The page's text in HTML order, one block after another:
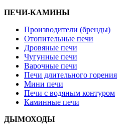
ПЕЧИ-КАМИНЫ
Производители (бренды)
Отопительные печи
Дровяные печи
Чугунные печи
Варочные печи
Печи длительного горения
Мини печи
Печи с водяным контуром
Каминные печи
ДЫМОХОДЫ